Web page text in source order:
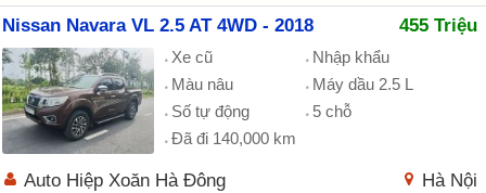
Nissan Navara VL 2.5 AT 4WD - 2018 455 Triệu
Xe cũ
Nhập khẩu
Màu nâu
Máy dầu 2.5 L
Số tự động
5 chỗ
Đã đi 140,000 km
Hà Nội
Auto Hiệp Xoăn Hà Đông